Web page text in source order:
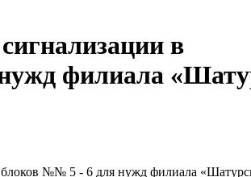
в
филиала
блоков №№ 5 - 6 для нужд филиала